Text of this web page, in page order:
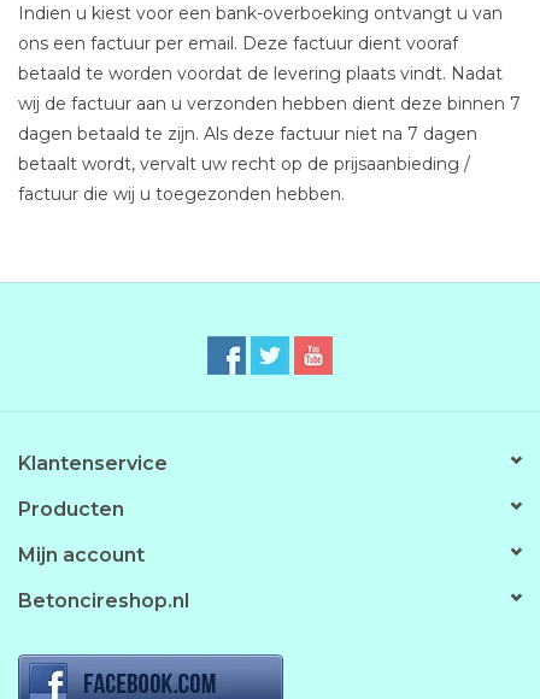
Indien u kiest voor een bank-overboeking ontvangt u van
ons een factuur per email. Deze factuur dient vooraf
betaald te worden voordat de levering plaats vindt. Nadat
wij de factuur aan u verzonden hebben dient deze binnen 7
dagen betaald te zijn. Als deze factuur niet na 7 dagen
betaalt wordt, vervalt uw recht op de prijsaanbieding /
factuur die wij u toegezonden hebben.
Klantenservice
Producten
Mijn account
Betoncireshop.nl